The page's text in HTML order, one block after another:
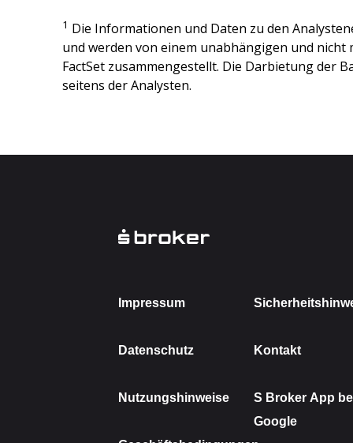
1 Die Informationen und Daten zu den
und werden von einem unabhängigen und nicht
FactSet zusammengestellt. Die Darbietung der
seitens der Analysten.